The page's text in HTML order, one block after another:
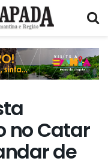
no Catar
de